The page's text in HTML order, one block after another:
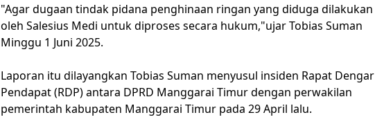
"Agar dugaan tindak pidana penghinaan ringan yang diduga dilakukan
oleh Salesius Medi untuk diproses secara hukum,"ujar Tobias Suman
Minggu 1 Juni 2025.
Laporan itu dilayangkan Tobias Suman menyusul insiden Rapat Dengar
Pendapat (RDP) antara DPRD Manggarai Timur dengan perwakilan
pemerintah kabupaten Manggarai Timur pada 29 April lalu.